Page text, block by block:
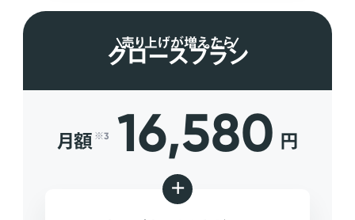
売り上げが増えたら
グロースプラン
月額 ※3 16,580 円
+